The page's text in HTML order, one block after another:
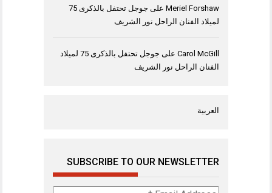
Meriel Forshaw على
جوجل تحتفل بالذكرى 75
لميلاد الفنان الراحل نور الشريف
Carol McGill على
جوجل تحتفل بالذكرى 75 لميلاد
الفنان الراحل نور الشريف
العربية
SUBSCRIBE TO OUR NEWSLETTER